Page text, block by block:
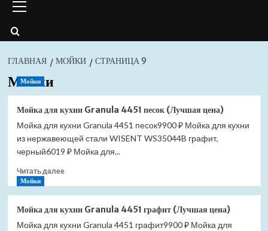
меню
ГЛАВНАЯ МОЙКИ СТРАНИЦА 9
Мойки
Мойки
Мойка для кухни Granula 4451 песок (Лучшая цена)
Мойка для кухни Granula 4451 песок9900 ₽ Мойка для кухни
из нержавеющей стали WISENT WS35044B графит,
черный6019 ₽ Мойка для...
Читать далееПрочитать
для
кухни
Мойки
Мойка для кухни Granula 4451 графит (Лучшая цена)
Мойка для кухни Granula 4451 графит9900 ₽ Мойка для